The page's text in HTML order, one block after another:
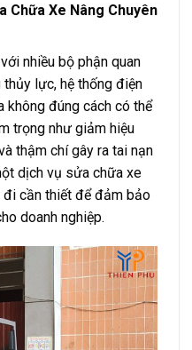
Chữa Xe Nâng Chuyên
nhiều bộ phận quan
lực, hệ thống điện
đúng cách có thể
trọng như giảm hiệu
thậm chí gây ra tai nạn
dịch vụ sửa chữa xe
đi cần thiết để đảm bảo
doanh nghiệp.